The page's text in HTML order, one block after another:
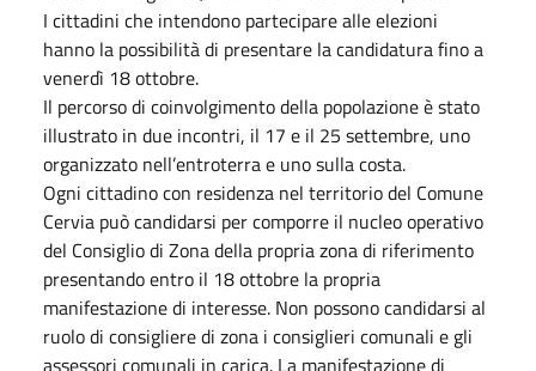
I cittadini che intendono partecipare alle elezioni
hanno la possibilità di presentare la candidatura fino a
venerdì 18 ottobre.
Il percorso di coinvolgimento della popolazione è stato
illustrato in due incontri, il 17 e il 25 settembre, uno
organizzato nell’entroterra e uno sulla costa.
Ogni cittadino con residenza nel territorio del Comune
Cervia può candidarsi per comporre il nucleo operativo
del Consiglio di Zona della propria zona di riferimento
presentando entro il 18 ottobre la propria
manifestazione di interesse. Non possono candidarsi al
ruolo di consigliere di zona i consiglieri comunali e gli
assessori comunali in carica. La manifestazione di